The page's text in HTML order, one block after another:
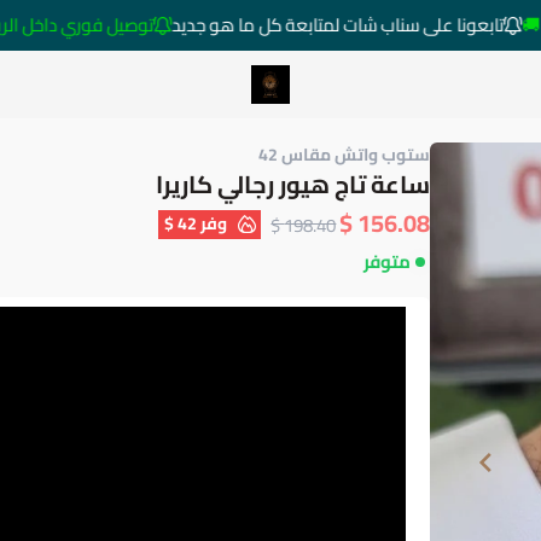
تابعونا على سناب شات لمتابعة كل ما هو جديد توصيل فوري داخل الرياض
متجر ساعات رومانس
ستوب واتش مقاس 42
ساعة تاج هيور رجالي كاريرا
156.08 $
198.40 $ وفر42 $
متوفر